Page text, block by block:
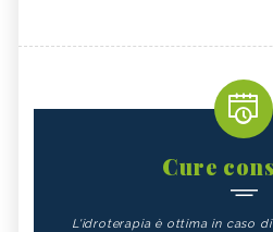
Cure
L'idroterapia è ottima in caso